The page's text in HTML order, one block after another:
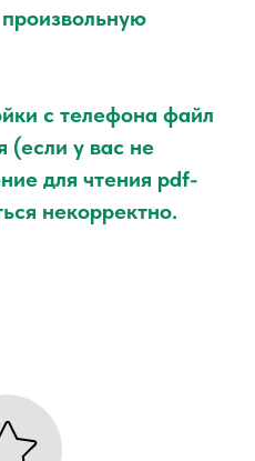
с телефона файл
(если у вас не
для чтения pdf-
некорректно.